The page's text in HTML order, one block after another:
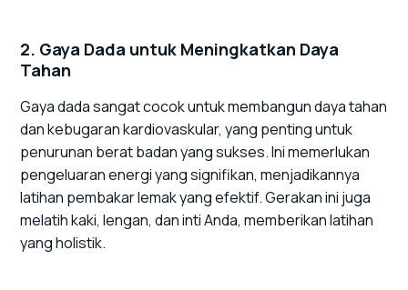
2. Gaya Dada untuk Meningkatkan Daya
Tahan
Gaya dada sangat cocok untuk membangun daya tahan
dan kebugaran kardiovaskular, yang penting untuk
penurunan berat badan yang sukses. Ini memerlukan
pengeluaran energi yang signifikan, menjadikannya
latihan pembakar lemak yang efektif. Gerakan ini juga
melatih kaki, lengan, dan inti Anda, memberikan latihan
yang holistik.